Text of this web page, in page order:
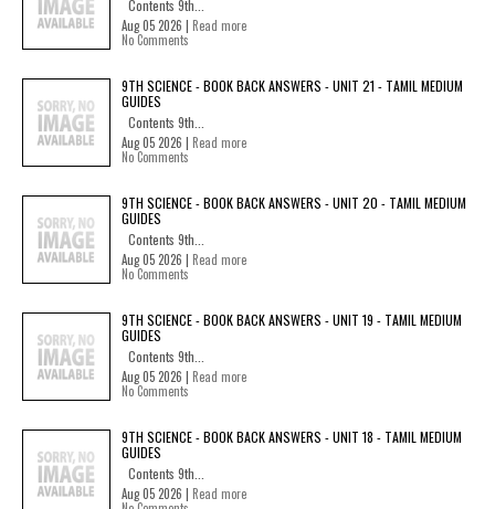
Contents 9th...
Aug 05 2026 | Read more
No Comments
9TH SCIENCE - BOOK BACK ANSWERS - UNIT 21 - TAMIL MEDIUM
GUIDES
Contents 9th...
Aug 05 2026 | Read more
No Comments
9TH SCIENCE - BOOK BACK ANSWERS - UNIT 20 - TAMIL MEDIUM
GUIDES
Contents 9th...
Aug 05 2026 | Read more
No Comments
9TH SCIENCE - BOOK BACK ANSWERS - UNIT 19 - TAMIL MEDIUM
GUIDES
Contents 9th...
Aug 05 2026 | Read more
No Comments
9TH SCIENCE - BOOK BACK ANSWERS - UNIT 18 - TAMIL MEDIUM
GUIDES
Contents 9th...
Aug 05 2026 | Read more